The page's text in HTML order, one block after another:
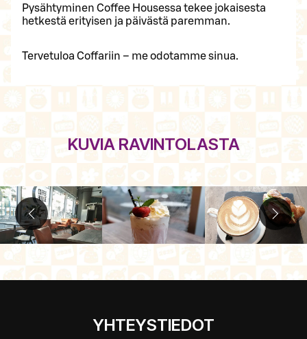
Pysähtyminen Coffee Housessa tekee jokaisesta
hetkestä erityisen ja päivästä paremman.
Tervetuloa Coffariin – me odotamme sinua.
KUVIA RAVINTOLASTA
YHTEYSTIEDOT